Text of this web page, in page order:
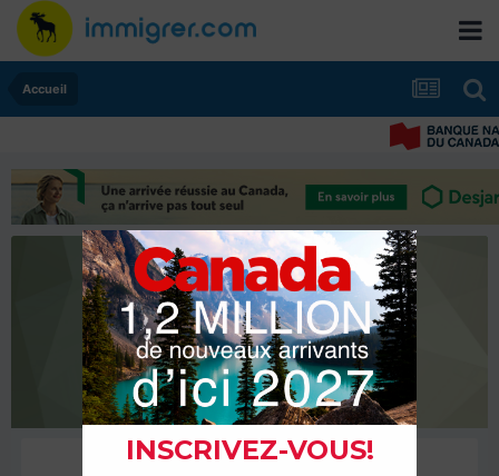
Accueil
kyoku91
Membres